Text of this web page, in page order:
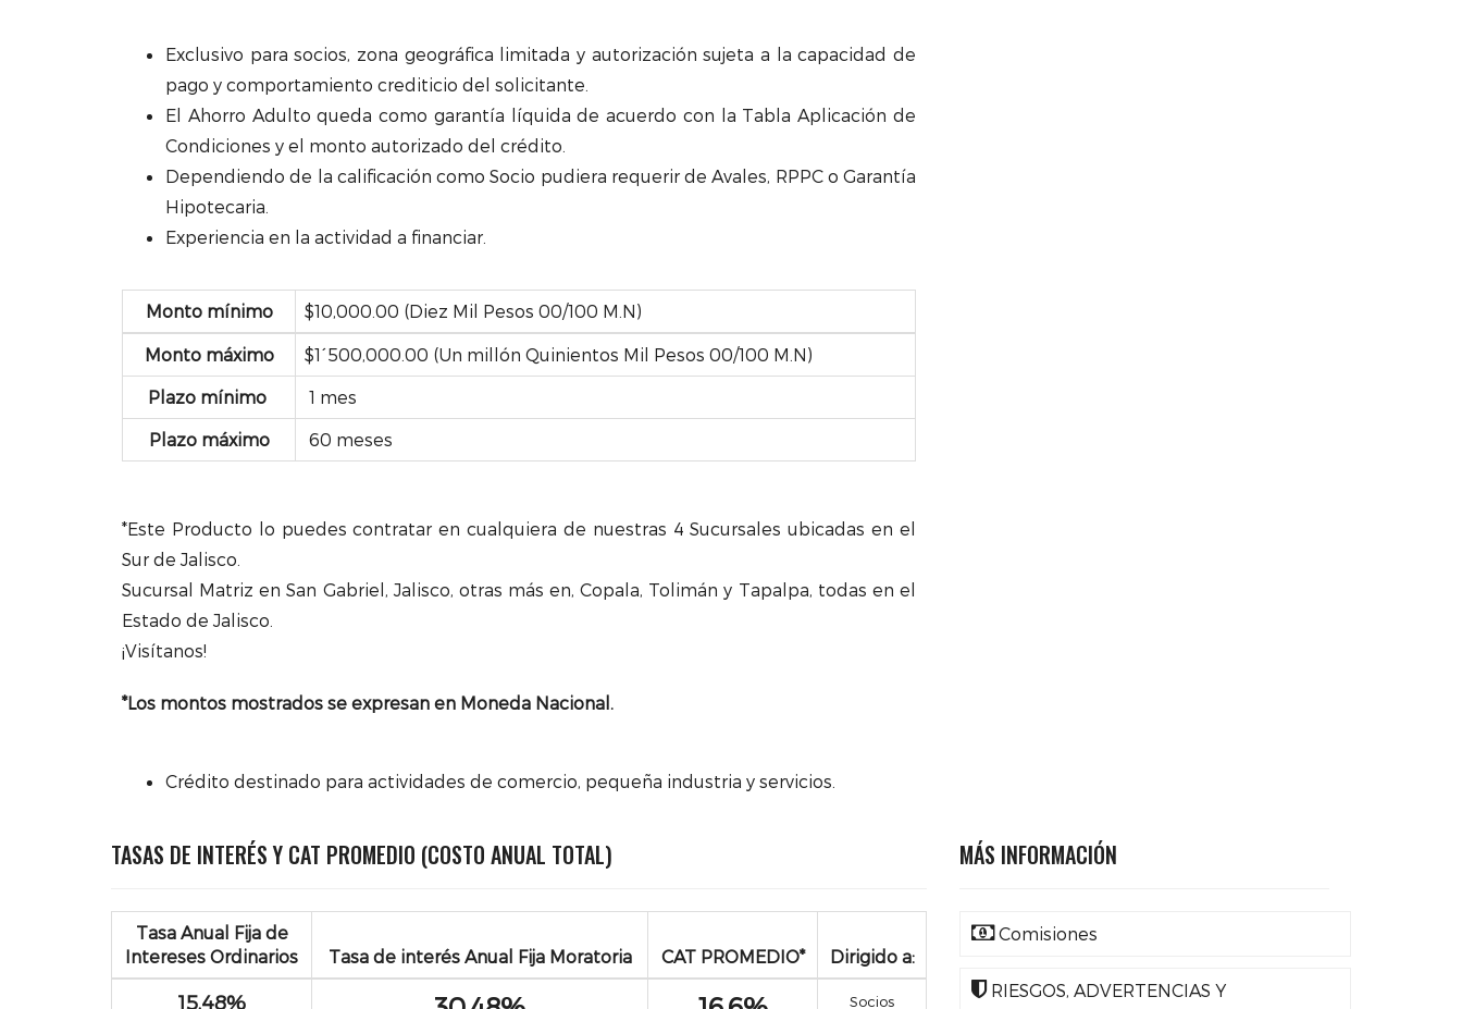
Exclusivo para socios, zona geográfica limitada y autorización sujeta a la capacidad de
pago y comportamiento crediticio del solicitante.
El Ahorro Adulto queda como garantía líquida de acuerdo con la Tabla Aplicación de
Condiciones y el monto autorizado del crédito.
Dependiendo de la calificación como Socio pudiera requerir de Avales, RPPC o Garantía
Hipotecaria.
Experiencia en la actividad a financiar.
Monto mínimo $10,000.00 (Diez Mil Pesos 00/100 M.N)
Monto máximo $1´500,000.00 (Un millón Quinientos Mil Pesos 00/100 M.N)
Plazo mínimo 1 mes
Plazo máximo 60 meses
*Este Producto lo puedes contratar en cualquiera de nuestras 4 Sucursales ubicadas en el
Sur de Jalisco.
Sucursal Matriz en San Gabriel, Jalisco, otras más en, Copala, Tolimán y Tapalpa, todas en el
Estado de Jalisco.
¡Visítanos!
*Los montos mostrados se expresan en Moneda Nacional.
Crédito destinado para actividades de comercio, pequeña industria y servicios.
TASAS DE INTERÉS Y CAT PROMEDIO (COSTO ANUAL TOTAL)
Tasa Anual Fija de
Intereses Ordinarios
Tasa de interés Anual Fija Moratoria CAT PROMEDIO* Dirigido a:
15.48% Socios
MÁS INFORMACIÓN
Comisiones
RIESGOS, ADVERTENCIAS Y